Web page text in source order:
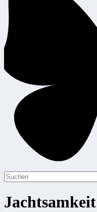
Jachtsamkeit